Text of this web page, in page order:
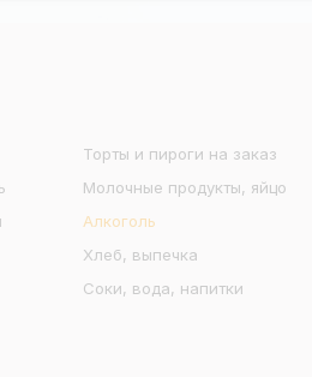
Торты и пироги на заказ
Молочные продукты, яйцо
Алкоголь
Хлеб, выпечка
Соки, вода, напитки